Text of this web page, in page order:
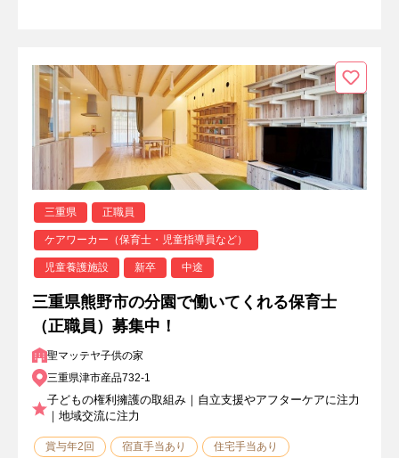
三重県 正職員
ケアワーカー（保育士・児童指導員など）
児童養護施設 新卒 中途
三重県熊野市の分園で働いてくれる保育士
（正職員）募集中！
聖マッテヤ子供の家
三重県津市産品732-1
子どもの権利擁護の取組み｜自立支援やアフターケアに注力
｜地域交流に注力
賞与年2回 宿直手当あり 住宅手当あり